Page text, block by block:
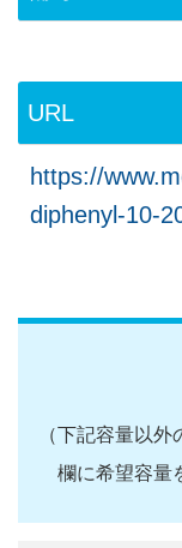
URL
https://
diphenyl-10-
（下記容量以
欄に希望容量